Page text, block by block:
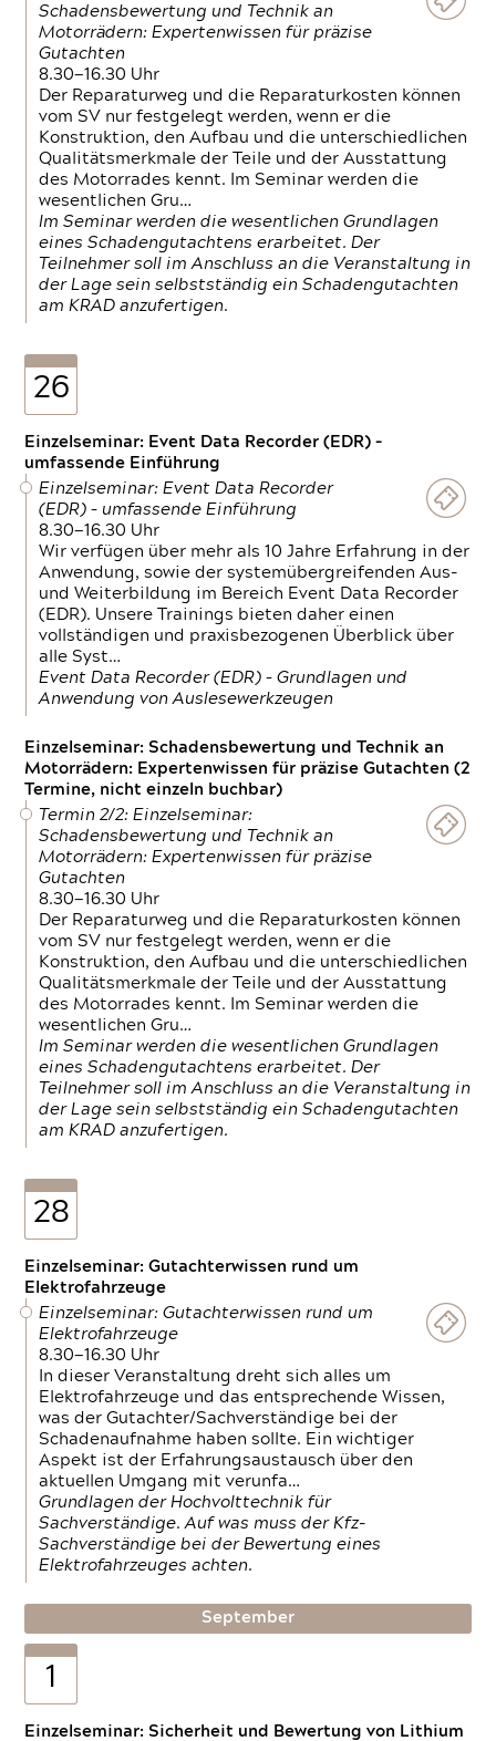
Schadensbewertung und Technik an
Motorrädern: Expertenwissen für präzise
Gutachten
8.30—16.30 Uhr
Der Reparaturweg und die Reparaturkosten können
vom SV nur festgelegt werden, wenn er die
Konstruktion, den Aufbau und die unterschiedlichen
Qualitätsmerkmale der Teile und der Ausstattung
des Motorrades kennt. Im Seminar werden die
wesentlichen Gru…
Im Seminar werden die wesentlichen Grundlagen
eines Schadengutachtens erarbeitet. Der
Teilnehmer soll im Anschluss an die Veranstaltung in
der Lage sein selbstständig ein Schadengutachten
am KRAD anzufertigen.
26
Einzelseminar: Event Data Recorder (EDR) –
umfassende Einführung
Einzelseminar: Event Data Recorder
(EDR) – umfassende Einführung
8.30—16.30 Uhr
Wir verfügen über mehr als 10 Jahre Erfahrung in der
Anwendung, sowie der systemübergreifenden Aus-
und Weiterbildung im Bereich Event Data Recorder
(EDR). Unsere Trainings bieten daher einen
vollständigen und praxisbezogenen Überblick über
alle Syst…
Event Data Recorder (EDR) – Grundlagen und
Anwendung von Auslesewerkzeugen
Einzelseminar: Schadensbewertung und Technik an
Motorrädern: Expertenwissen für präzise Gutachten (2
Termine, nicht einzeln buchbar)
Termin 2/2: Einzelseminar:
Schadensbewertung und Technik an
Motorrädern: Expertenwissen für präzise
Gutachten
8.30—16.30 Uhr
Der Reparaturweg und die Reparaturkosten können
vom SV nur festgelegt werden, wenn er die
Konstruktion, den Aufbau und die unterschiedlichen
Qualitätsmerkmale der Teile und der Ausstattung
des Motorrades kennt. Im Seminar werden die
wesentlichen Gru…
Im Seminar werden die wesentlichen Grundlagen
eines Schadengutachtens erarbeitet. Der
Teilnehmer soll im Anschluss an die Veranstaltung in
der Lage sein selbstständig ein Schadengutachten
am KRAD anzufertigen.
28
Einzelseminar: Gutachterwissen rund um
Elektrofahrzeuge
Einzelseminar: Gutachterwissen rund um
Elektrofahrzeuge
8.30—16.30 Uhr
In dieser Veranstaltung dreht sich alles um
Elektrofahrzeuge und das entsprechende Wissen,
was der Gutachter/Sachverständige bei der
Schadenaufnahme haben sollte. Ein wichtiger
Aspekt ist der Erfahrungsaustausch über den
aktuellen Umgang mit verunfa…
Grundlagen der Hochvolttechnik für
Sachverständige. Auf was muss der Kfz-
Sachverständige bei der Bewertung eines
Elektrofahrzeuges achten.
September
1
Einzelseminar: Sicherheit und Bewertung von Lithium